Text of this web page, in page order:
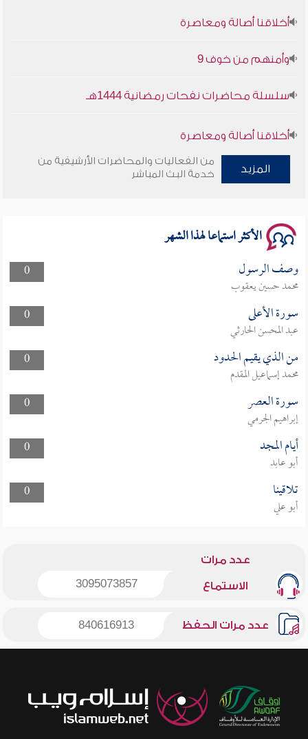
أخلاقنا أصالة ومعاصرة
وأمنهم من خوف 9
سلسلة محاضرات نفحات رمضانية 1444هـ
أخلاقنا أصالة ومعاصرة
وأمنهم من خوف 9
المزيد
من الفعاليات والمحاضرات الأرشيفية من
خدمة البث المباشر
الأكثر استماعا لهذا الشهر
0 وصف الرسول
محمد حسين يعقوب
0
سورة الأعلى
عبد المحسن الحارثي
0
من الذي يقيم الحدود
محمد إسماعيل المقدم
0
سورة العصر
إبراهيم الجرمي
0
أيام المجد
أبو عابد
0
تلاقينا
أبو علي
عدد مرات
الاستماع 3095073857
عدد مرات الحفظ 840616913